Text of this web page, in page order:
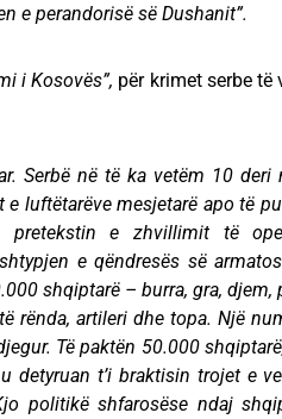
e perandorisë së Dushanit”.
i Kosovës”, për krimet serbe të
Serbë në të ka vetëm 10 deri
luftëtarëve mesjetarë apo të
e zhvillimit të
e qëndresës së
shqiptarë – burra, gra, djem,
rënda, artileri dhe topa. Një
Të paktën 50.000
detyruan t’i braktisin trojet e
politikë shfarosëse ndaj